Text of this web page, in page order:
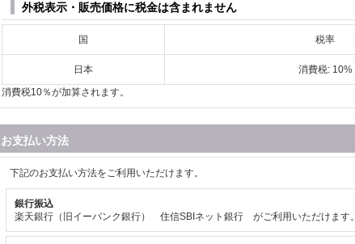
外税表示・販売価格に税金は含まれません
国 税率
日本
消費税: 10%
消費税10％が加算されます。
お支払い方法
下記のお支払い方法をご利用いただけます。
銀行振込
楽天銀行（旧イーバンク銀行） 住信SBIネット銀行 がご利用いただけます。